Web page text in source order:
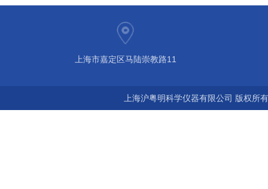
上海市嘉定区马陆崇教路11
上海沪粤明科学仪器有限公司 版权所